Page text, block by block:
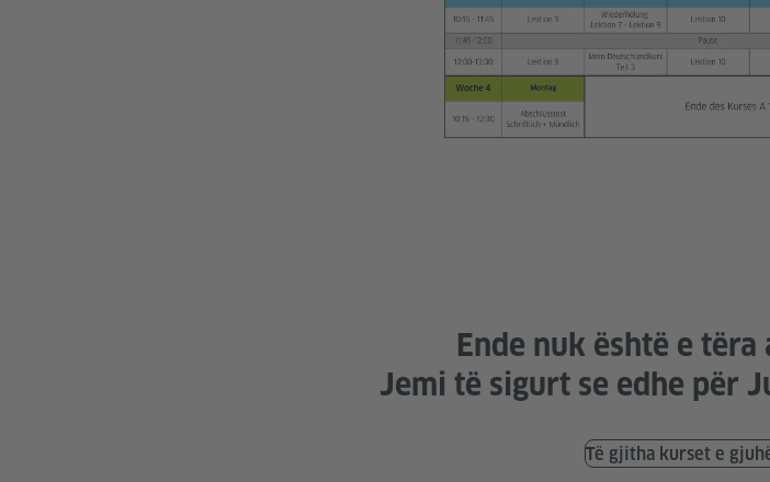
Ende nuk është e
Jemi të sigurt se edhe për
Të gjitha kurset e